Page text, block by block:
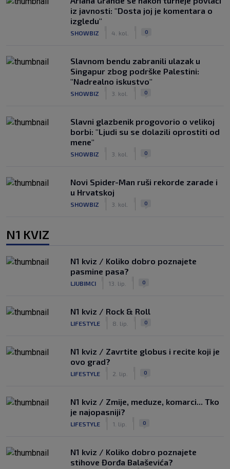
iz javnosti: "Dosta joj je komentara o
izgledu"
SHOWBIZ 4. kol. 0
Slavnom bendu zabranili ulazak u
Singapur zbog podrške Palestini:
"Nadrealno iskustvo"
SHOWBIZ 3. kol. 0
Slavni glazbenik progovorio o velikoj
borbi: "Ljudi su se dolazili oprostiti od
mene"
SHOWBIZ 3. kol. 0
Novi Spider-Man ruši rekorde zarade i
u Hrvatskoj
SHOWBIZ 3. kol. 0
N1 KVIZ
N1 kviz / Koliko dobro poznajete
pasmine pasa?
LJUBIMCI 13. lip. 0
N1 kviz / Rock & Roll
LIFESTYLE 8. lip. 0
N1 kviz / Zavrtite globus i recite koji je
ovo grad?
LIFESTYLE 2. lip. 0
N1 kviz / Zmije, meduze, komarci... Tko
je najopasniji?
LIFESTYLE 1. lip. 0
N1 kviz / Koliko dobro poznajete
stihove Đorđa Balaševića?